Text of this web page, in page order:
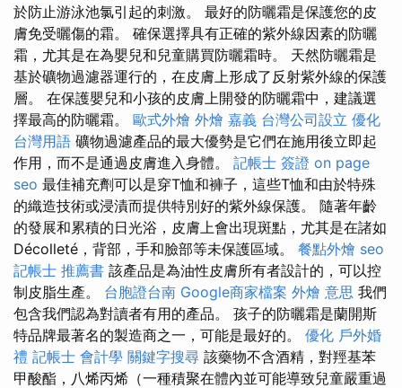
於防止游泳池氯引起的刺激。 最好的防曬霜是保護您的皮
膚免受曬傷的霜。 確保選擇具有正確的紫外線因素的防曬
霜，尤其是在為嬰兒和兒童購買防曬霜時。 天然防曬霜是
基於礦物過濾器運行的，在皮膚上形成了反射紫外線的保護
層。 在保護嬰兒和小孩的皮膚上開發的防曬霜中，建議選
擇最高的防曬霜。 歐式外燴 外燴 嘉義 台灣公司設立 優化
台灣用語 礦物過濾產品的最大優勢是它們在施用後立即起
作用，而不是通過皮膚進入身體。 記帳士 簽證 on page
seo 最佳補充劑可以是穿T恤和褲子，這些T恤和由於特殊
的織造技術或浸漬而提供特別好的紫外線保護。 隨著年齡
的發展和累積的日光浴，皮膚上會出現斑點，尤其是在諸如
Décolleté，背部，手和臉部等未保護區域。 餐點外燴 seo
記帳士 推薦書 該產品是為油性皮膚所有者設計的，可以控
制皮脂生產。 台胞證台南 Google商家檔案 外燴 意思 我們
包含我們認為對讀者有用的產品。 孩子的防曬霜是蘭開斯
特品牌最著名的製造商之一，可能是最好的。 優化 戶外婚
禮 記帳士 會計學 關鍵字搜尋 該藥物不含酒精，對羥基苯
甲酸酯，八烯丙烯（一種積聚在體內並可能導致兒童嚴重過